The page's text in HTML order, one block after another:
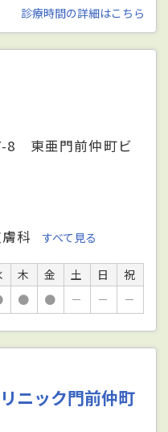
診療時間の詳細はこちら
8 東亜門前仲町ビ
科 すべて見る
木 金 土 日
祝
● ● － － －
ニック門前仲町